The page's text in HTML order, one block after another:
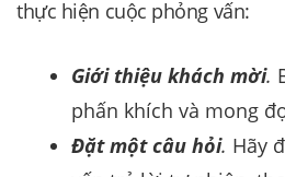
thực hiện cuộc phỏng vấn:
Giới thiệu khách mời.
phấn khích và mong
Đặt một câu hỏi. Hãy